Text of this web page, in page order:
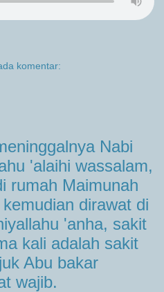
komentar:
Nabi
'alaihi wassalam,
rumah Maimunah
dirawat di
'anha, sakit
kali adalah sakit
Abu bakar
wajib.